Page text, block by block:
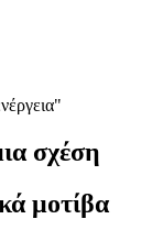
σχέση
μοτίβα